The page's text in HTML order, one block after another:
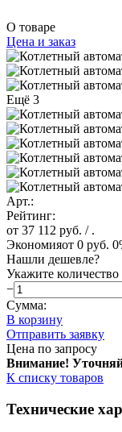
О товаре
Цена и заказ
Ещё 3
Арт.:
Рейтинг:
от 37 112 руб. / .
Экономияот 0 руб.
Нашли дешевле?
Укажите количество
−
Сумма:
В корзину
Отправить заявку
Цена по запросу
Внимание!
К списку товаров
Технические